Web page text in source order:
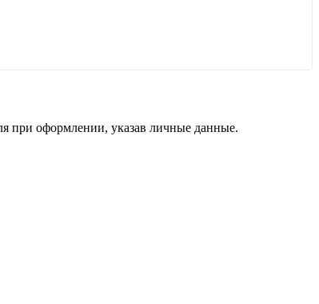
при оформлении, указав личные данные.